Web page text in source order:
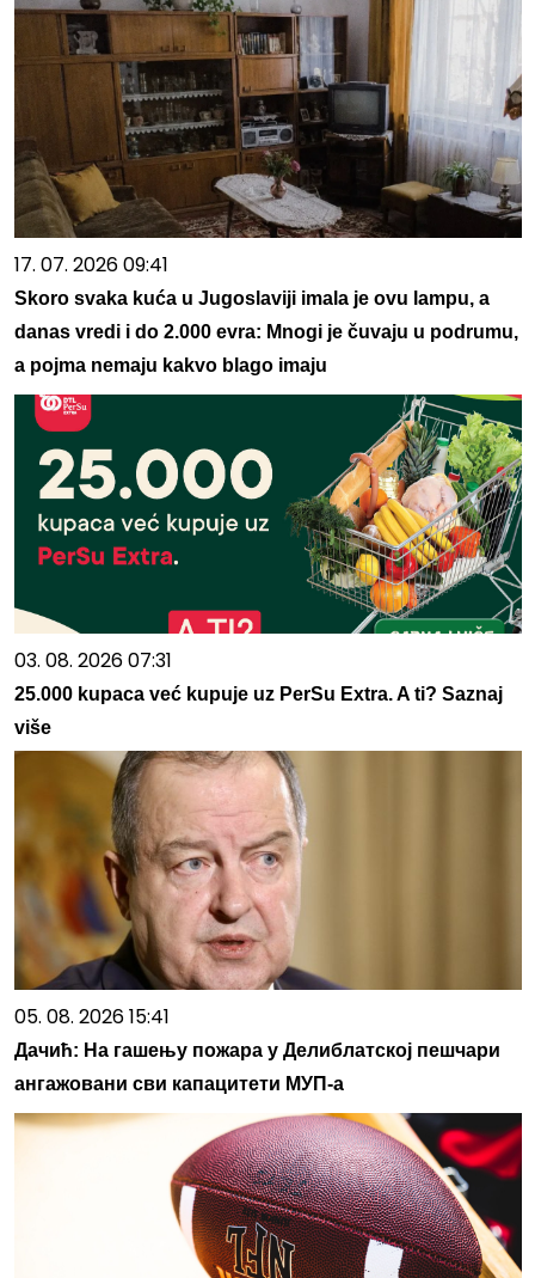
17. 07. 2026 09:41
Skoro svaka kuća u Jugoslaviji imala je ovu lampu, a
danas vredi i do 2.000 evra: Mnogi je čuvaju u podrumu,
a pojma nemaju kakvo blago imaju
03. 08. 2026 07:31
25.000 kupaca već kupuje uz PerSu Extra. A ti? Saznaj
više
05. 08. 2026 15:41
Дачић: На гашењу пожара у Делиблатској пешчари
ангажовани сви капацитети МУП-а